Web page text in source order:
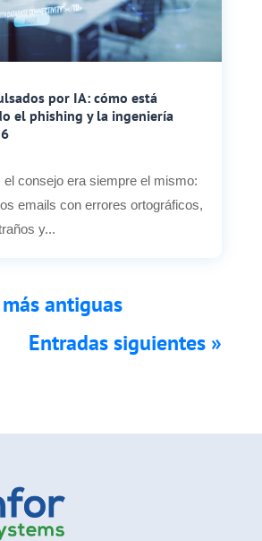
por IA: cómo está
el phishing y la ingeniería
el consejo era siempre el mismo:
emails con errores ortográficos,
y...
antiguas
Entradas siguientes »